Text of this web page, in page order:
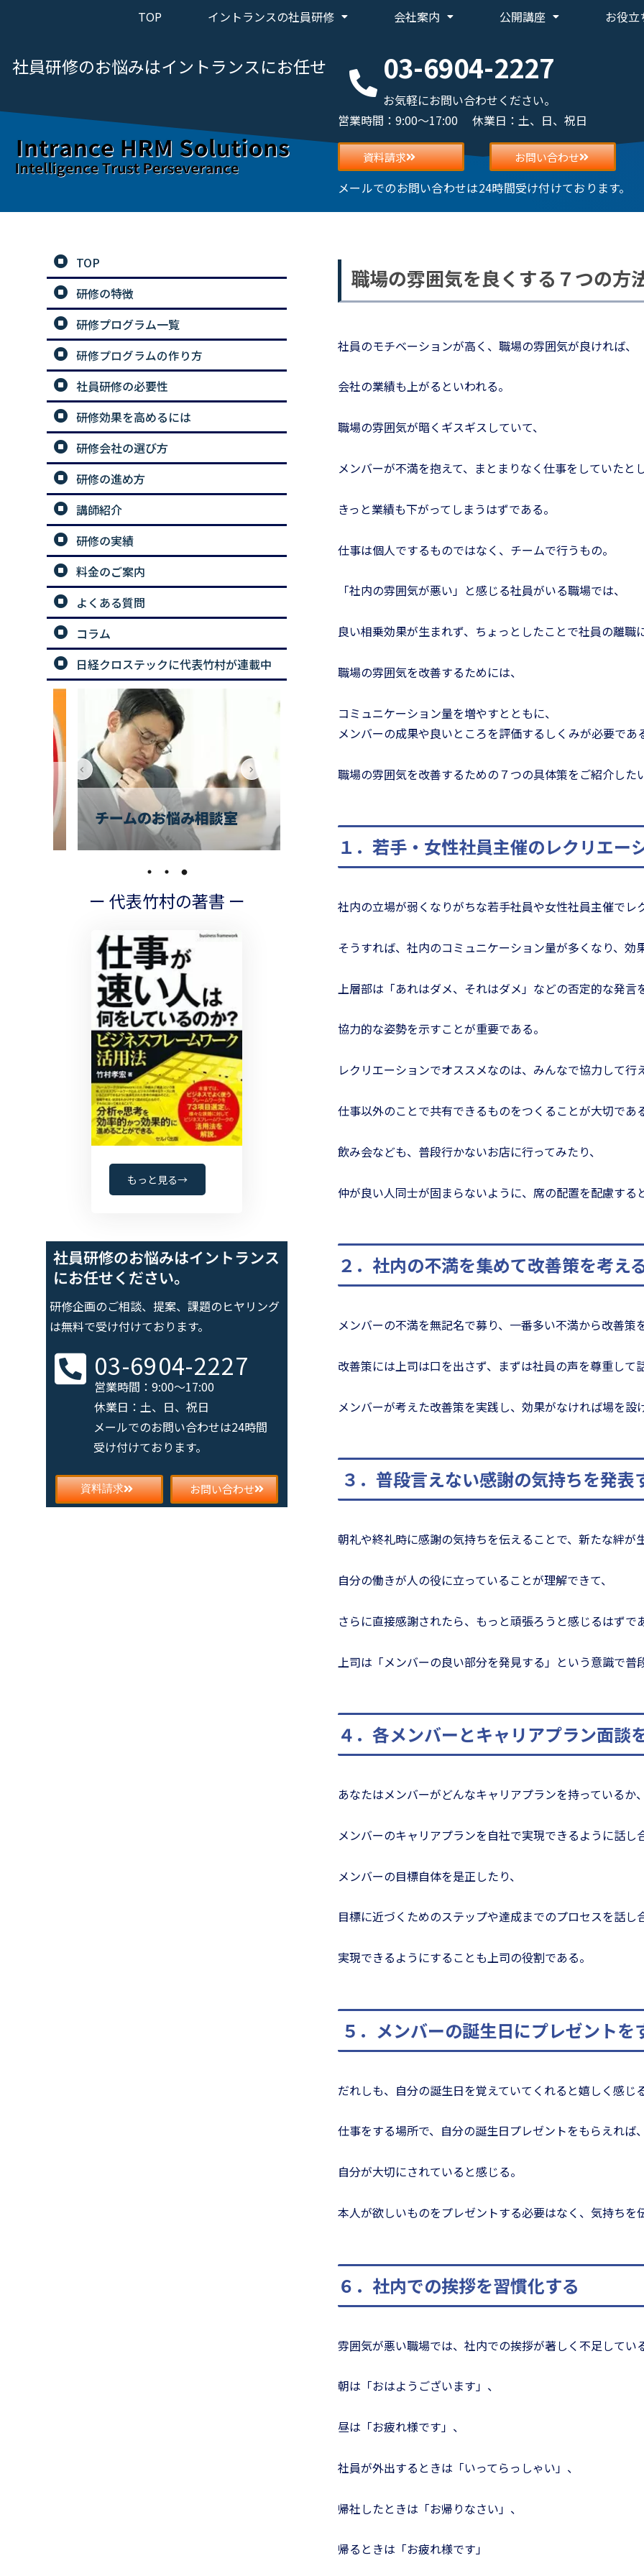
TOP イントランスの社員研修 会社案内 公開講座 お役立
社員研修のお悩みはイントランスにお任せ 03-6904-2227
お気軽にお問い合わせください。
営業時間：9:00～17:00 休業日：土、日、祝日
資料請求 お問い合わせ
メールでのお問い合わせは24時間受け付けております。
職場の雰囲気を良くする７つの方
社員のモチベーションが高く、職場の雰囲気が良ければ、
会社の業績も上がるといわれる。
職場の雰囲気が暗くギスギスしていて、
メンバーが不満を抱えて、まとまりなく仕事をしていたと
きっと業績も下がってしまうはずである。
仕事は個人でするものではなく、チームで行うもの。
「社内の雰囲気が悪い」と感じる社員がいる職場では、
良い相乗効果が生まれず、ちょっとしたことで社員の離職
職場の雰囲気を改善するためには、
コミュニケーション量を増やすとともに、
メンバーの成果や良いところを評価するしくみが必要であ
職場の雰囲気を改善するための７つの具体策をご紹介した
１．若手・女性社員主催のレクリエー
社内の立場が弱くなりがちな若手社員や女性社員主催でレ
そうすれば、社内のコミュニケーション量が多くなり、効
上層部は「あれはダメ、それはダメ」などの否定的な発言
協力的な姿勢を示すことが重要である。
レクリエーションでオススメなのは、みんなで協力して行
仕事以外のことで共有できるものをつくることが大切であ
飲み会なども、普段行かないお店に行ってみたり、
仲が良い人同士が固まらないように、席の配置を配慮する
２．社内の不満を集めて改善策を考え
メンバーの不満を無記名で募り、一番多い不満から改善策
改善策には上司は口を出さず、まずは社員の声を尊重して
メンバーが考えた改善策を実践し、効果がなければ場を設
３．普段言えない感謝の気持ちを発表
朝礼や終礼時に感謝の気持ちを伝えることで、新たな絆が
自分の働きが人の役に立っていることが理解できて、
さらに直接感謝されたら、もっと頑張ろうと感じるはずで
上司は「メンバーの良い部分を発見する」という意識で普
４．各メンバーとキャリアプラン面談
あなたはメンバーがどんなキャリアプランを持っているか
メンバーのキャリアプランを自社で実現できるように話し
メンバーの目標自体を是正したり、
目標に近づくためのステップや達成までのプロセスを話し
実現できるようにすることも上司の役割である。
５．メンバーの誕生日にプレゼントを
だれしも、自分の誕生日を覚えていてくれると嬉しく感じ
仕事をする場所で、自分の誕生日プレゼントをもらえれば、
自分が大切にされていると感じる。
本人が欲しいものをプレゼントする必要はなく、気持ちを
６．社内での挨拶を習慣化する
雰囲気が悪い職場では、社内での挨拶が著しく不足してい
朝は「おはようございます」、
昼は「お疲れ様です」、
社員が外出するときは「いってらっしゃい」、
帰社したときは「お帰りなさい」、
帰るときは「お疲れ様です」
TOP
研修の特徴
研修プログラム一覧
研修プログラムの作り方
社員研修の必要性
研修効果を高めるには
研修会社の選び方
研修の進め方
講師紹介
研修の実績
料金のご案内
よくある質問
コラム
日経クロステックに代表竹村が連載中
チームのお悩み相談室
ー 代表竹村の著書 ー
もっと見る→
社員研修のお悩みはイントランス
にお任せください。
研修企画のご相談、提案、課題のヒヤリング
は無料で受け付けております。
03-6904-2227
営業時間：9:00～17:00
休業日：土、日、祝日
メールでのお問い合わせは24時間
受け付けております。
資料請求 お問い合わせ